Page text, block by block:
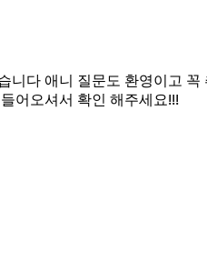
다 애니 질문도 환영이고
어오셔서 확인 해주세요!!!